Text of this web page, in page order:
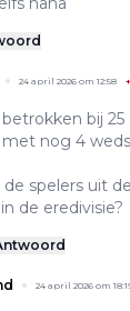
24 april 2026 om 12:58 +
bij 25
met nog 4
spelers uit
de eredivisie?
24 april 2026 om